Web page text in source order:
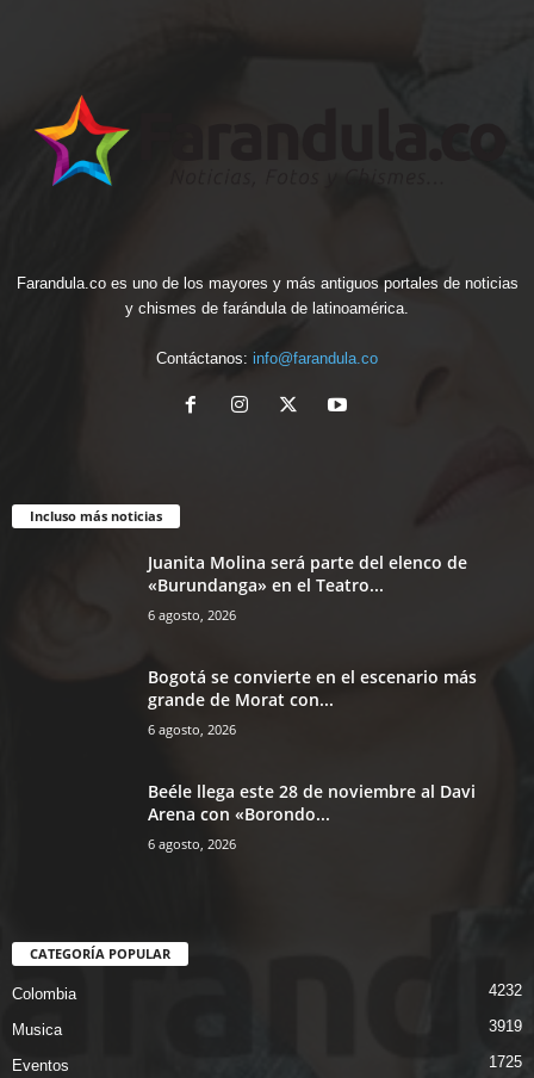
Farandula.co es uno de los mayores y más antiguos portales de noticias
y chismes de farándula de latinoamérica.
Contáctanos: info@farandula.co
Incluso más noticias
Juanita Molina será parte del elenco de
«Burundanga» en el Teatro...
6 agosto, 2026
Bogotá se convierte en el escenario más
grande de Morat con...
6 agosto, 2026
Beéle llega este 28 de noviembre al Davi
Arena con «Borondo...
6 agosto, 2026
CATEGORÍA POPULAR
Colombia 4232
Musica 3919
Eventos 1725